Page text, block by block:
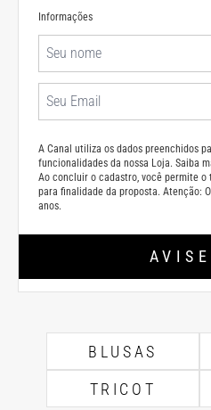
Informações
A Canal utiliza os dados preenchidos
funcionalidades da nossa Loja. Saiba
Ao concluir o cadastro, você permite o
para finalidade da proposta. Atenção:
anos.
BLUSAS
TRICOT